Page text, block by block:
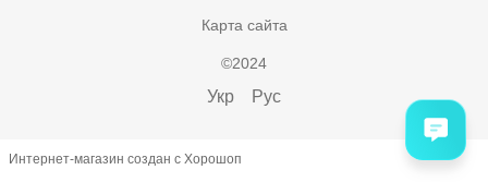
Карта сайта
©2024
Укр Рус
Интернет-магазин создан с Хорошоп